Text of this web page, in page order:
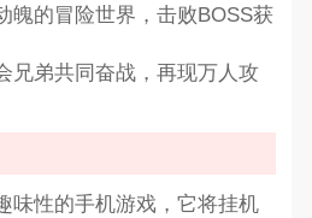
魄的冒险世界，击败BOSS获
兄弟共同奋战，再现万人攻
味性的手机游戏，它将挂机